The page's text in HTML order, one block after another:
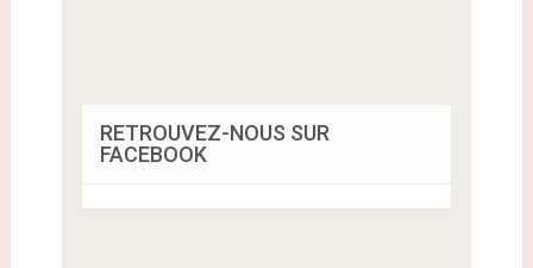
RETROUVEZ-NOUS SUR
FACEBOOK